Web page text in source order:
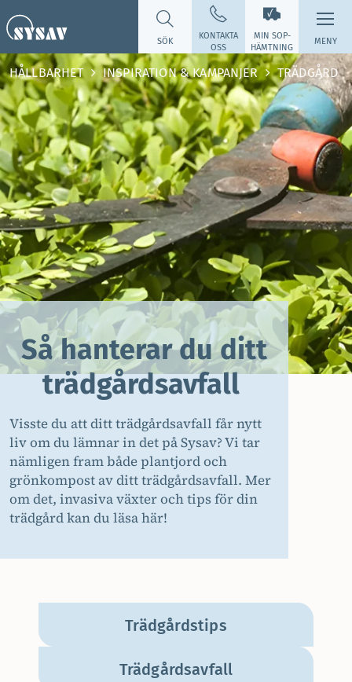
MIN SOP­
HÄMTNING
SÖK
KONTAKTA
OSS
MENY
HÅLLBARHET INSPIRATION & KAMPANJER TRÄDGÅRD
Så hanterar du ditt
trädgårdsavfall
Visste du att ditt trädgårdsavfall får nytt
liv om du lämnar in det på Sysav? Vi tar
nämligen fram både plantjord och
grönkompost av ditt trädgårdsavfall. Mer
om det, invasiva växter och tips för din
trädgård kan du läsa här!
Trädgårdstips
Trädgårdsavfall